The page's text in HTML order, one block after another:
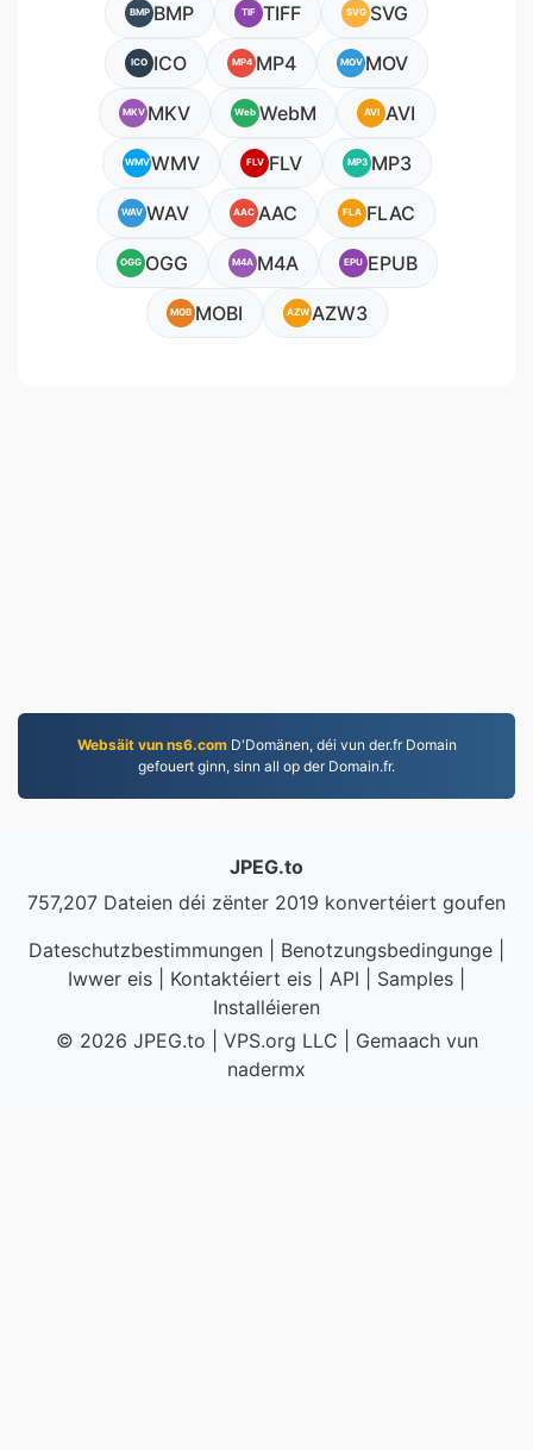
BMP BMP TIF TIFF SVG SVG
ICO ICO MP4 MP4 MOV MOV
MKV MKV Web WebM AVI AVI
WMVWMV FLV FLV MP3 MP3
WAV WAV AAC AAC FLA FLAC
OGG OGG M4A M4A EPU EPUB
MOB MOBI AZWAZW3
Websäit vun ns6.comD'Domänen, déi vun der.fr Domain
gefouert ginn, sinn all op der Domain.fr.
JPEG.to
757,207 Dateien déi zënter 2019 konvertéiert goufen
Dateschutzbestimmungen
Benotzungsbedingunge
Iwwer eis
Kontaktéiert eis API Samples
Installéieren
© 2026 JPEG.to
VPS.org LLC | Gemaach vun
nadermx